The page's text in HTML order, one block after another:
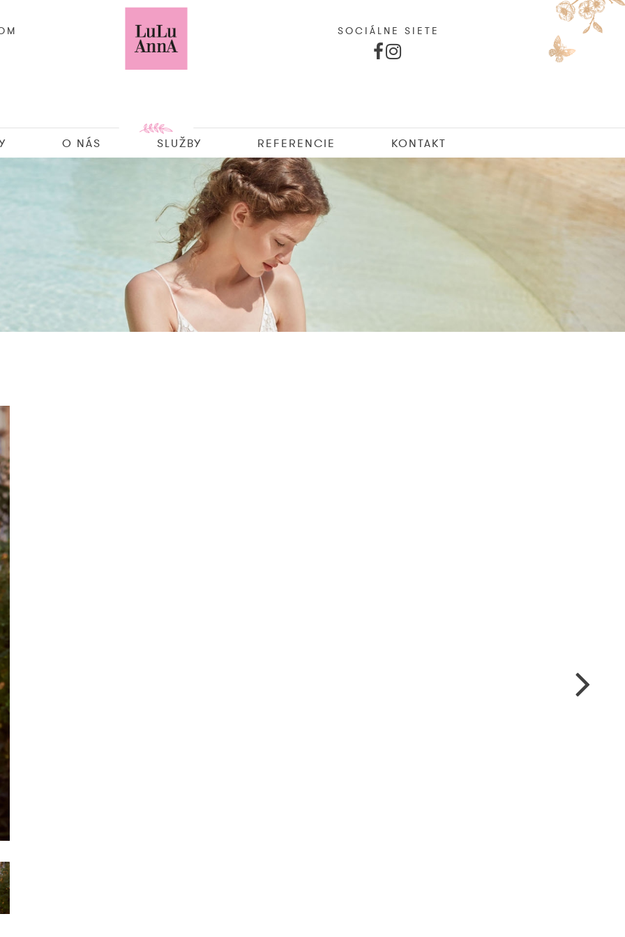
SOCIÁLNE SIETE
O NÁS SLUŽBY REFERENCIE KONTAKT